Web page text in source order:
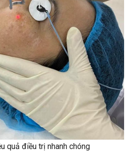
quả điều trị nhanh chóng